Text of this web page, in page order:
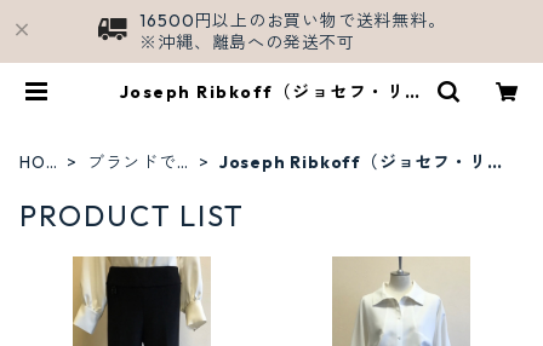
16500円以上のお買い物で送料無料。
※沖縄、離島への発送不可
Joseph Ribkoff（ジョセフ・リブ
HOM
ブランドで
Joseph Ribkoff（ジョセフ・リブ
PRODUCT LIST